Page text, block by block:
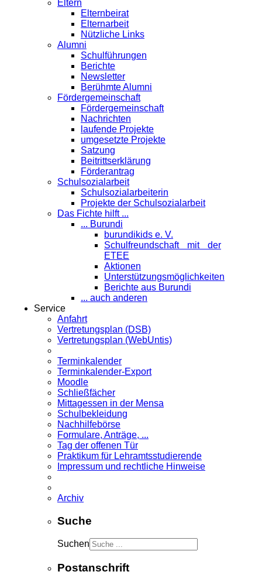
Eltern
Elternbeirat
Elternarbeit
Nützliche Links
Alumni
Schulführungen
Berichte
Newsletter
Berühmte Alumni
Förder­gemeinschaft
Fördergemeinschaft
Nachrichten
laufende Projekte
umgesetzte Projekte
Satzung
Beitrittserklärung
Förderantrag
Schul­sozialarbeit
Schulsozialarbeiterin
Projekte der Schulsozialarbeit
Das Fichte hilft ...
... Burundi
burundikids e. V.
Schulfreundschaft mit der
ETEE
Aktionen
Unterstützungsmöglichkeiten
Berichte aus Burundi
... auch anderen
Service
Anfahrt
Vertretungsplan (DSB)
Vertretungsplan (WebUntis)
Terminkalender
Terminkalender-Export
Moodle
Schließfächer
Mittagessen in der Mensa
Schulbekleidung
Nachhilfebörse
Formulare, Anträge, ...
Tag der offenen Tür
Praktikum für Lehramts­studierende
Impressum und rechtliche Hinweise
Archiv
Suche
Suchen
Postanschrift